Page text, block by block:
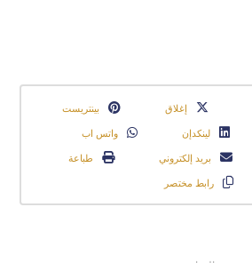
إغلاق بينتريست
لينكدإن واتس اب
بريد إلكتروني طباعة
رابط مختصر